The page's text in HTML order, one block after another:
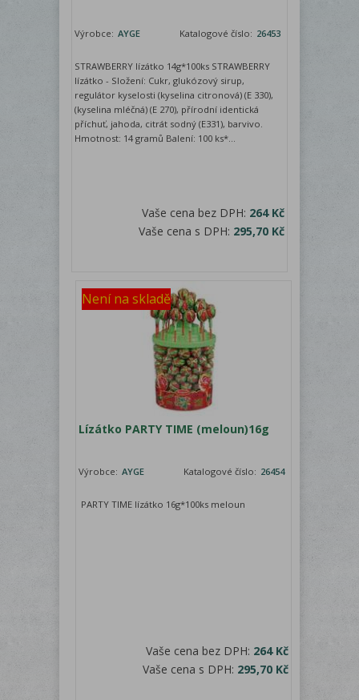
Výrobce: AYGE Katalogové číslo: 26453
STRAWBERRY lízátko 14g*100ks STRAWBERRY
lízátko - Složení: Cukr, glukózový sirup,
regulátor kyselosti (kyselina citronová) (E 330),
(kyselina mléčná) (E 270), přírodní identická
příchuť, jahoda, citrát sodný (E331), barvivo.
Hmotnost: 14 gramů Balení: 100 ks*...
Vaše cena bez DPH: 264 Kč
Vaše cena s DPH: 295,70 Kč
Není na skladě
Lízátko PARTY TIME (meloun)16g
Výrobce: AYGE Katalogové číslo: 26454
PARTY TIME lízátko 16g*100ks meloun
Vaše cena bez DPH: 264 Kč
Vaše cena s DPH: 295,70 Kč